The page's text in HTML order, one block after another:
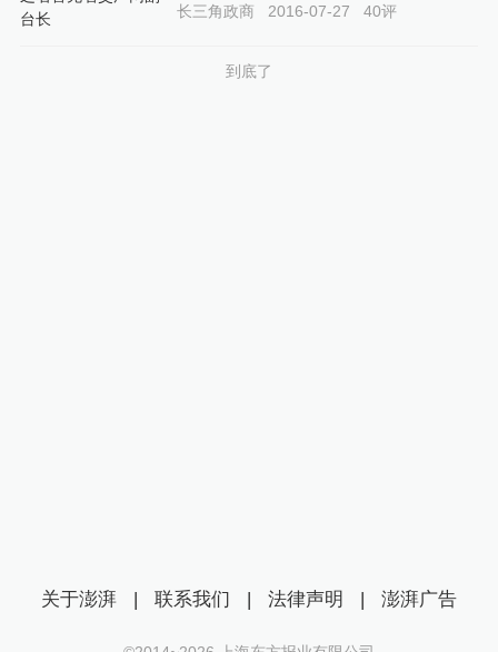
长三角政商 2016-07-27 40评
到底了
关于澎湃 | 联系我们 | 法律声明 | 澎湃广告